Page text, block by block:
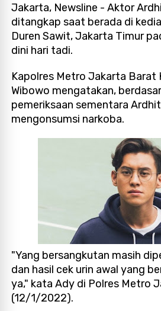
Jakarta, Newsline - Aktor
ditangkap saat berada di
Duren Sawit, Jakarta Timur
dini hari tadi.
Kapolres Metro Jakarta Barat
Wibowo mengatakan,
pemeriksaan sementara
mengonsumsi narkoba.
"Yang bersangkutan masih
dan hasil cek urin awal yang
ya," kata Ady di Polres Metro
(12/1/2022).